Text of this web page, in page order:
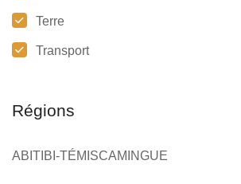
Terre
Transport
Régions
ABITIBI-TÉMISCAMINGUE